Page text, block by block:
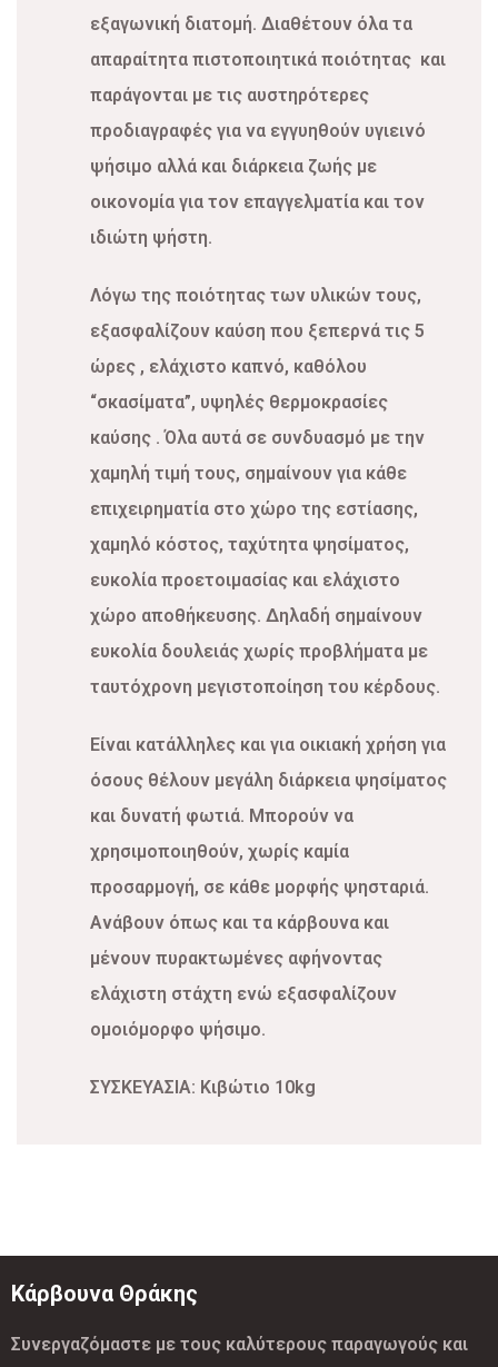
εξαγωνική διατομή. Διαθέτουν όλα τα
απαραίτητα πιστοποιητικά ποιότητας και
παράγονται με τις αυστηρότερες
προδιαγραφές για να εγγυηθούν υγιεινό
ψήσιμο αλλά και διάρκεια ζωής με
οικονομία για τον επαγγελματία και τον
ιδιώτη ψήστη.
Λόγω της ποιότητας των υλικών τους,
εξασφαλίζουν καύση που ξεπερνά τις 5
ώρες , ελάχιστο καπνό, καθόλου
“σκασίματα”, υψηλές θερμοκρασίες
καύσης . Όλα αυτά σε συνδυασμό με την
χαμηλή τιμή τους, σημαίνουν για κάθε
επιχειρηματία στο χώρο της εστίασης,
χαμηλό κόστος, ταχύτητα ψησίματος,
ευκολία προετοιμασίας και ελάχιστο
χώρο αποθήκευσης. Δηλαδή σημαίνουν
ευκολία δουλειάς χωρίς προβλήματα με
ταυτόχρονη μεγιστοποίηση του κέρδους.
Είναι κατάλληλες και για οικιακή χρήση για
όσους θέλουν μεγάλη διάρκεια ψησίματος
και δυνατή φωτιά. Μπορούν να
χρησιμοποιηθούν, χωρίς καμία
προσαρμογή, σε κάθε μορφής ψησταριά.
Ανάβουν όπως και τα κάρβουνα και
μένουν πυρακτωμένες αφήνοντας
ελάχιστη στάχτη ενώ εξασφαλίζουν
ομοιόμορφο ψήσιμο.
ΣΥΣΚΕΥΑΣΙΑ: Κιβώτιο 10kg
Κάρβουνα Θράκης
Συνεργαζόμαστε με τους καλύτερους παραγωγούς και